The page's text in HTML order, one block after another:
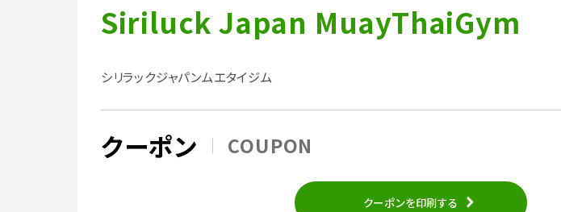
Siriluck Japan MuayThaiGym
シリラックジャパンムエタイジム
クーポン COUPON
クーポンを印刷する